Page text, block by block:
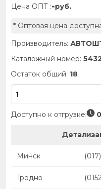
Цена ОПТ :-руб.
* Оптовая цена
Производитель:
Каталожный номер:
Остаток общий: 18
Доступно к отгрузке:
Минск
Гродно